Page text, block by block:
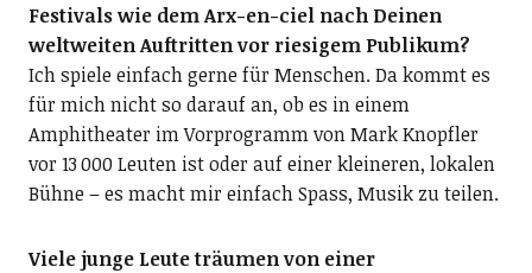
Festivals wie dem Arx-en-ciel nach Deinen
weltweiten Auftritten vor riesigem Publikum?
Ich spiele einfach gerne für Menschen. Da kommt es
für mich nicht so darauf an, ob es in einem
Amphitheater im Vorprogramm von Mark Knopfler
vor 13 000 Leuten ist oder auf einer kleineren, lokalen
Bühne – es macht mir einfach Spass, Musik zu teilen.
Viele junge Leute träumen von einer